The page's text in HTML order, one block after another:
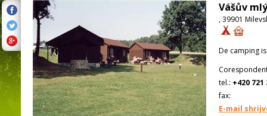
Vášův
, 39901
De camping
tel.: +420 721
fax:
E-mail